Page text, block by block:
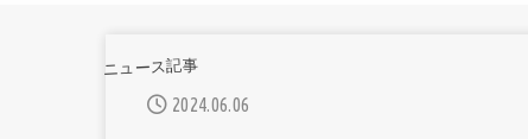
ニュース記事
2024.06.06